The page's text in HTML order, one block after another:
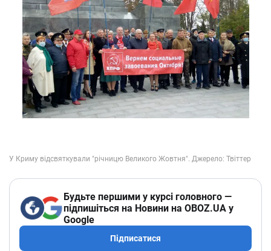
Будьте першими у курсі головного —
підпишіться на Новини на OBOZ.UA у
Google
Підписатися